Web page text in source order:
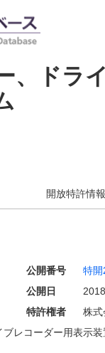
、ドラ
開放特許情
公開番号 特
公開日
特許権者 株
ブレコーダー用表示